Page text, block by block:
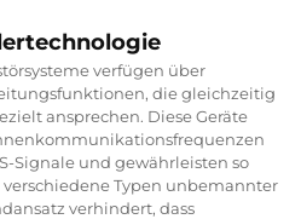
verfügen über
die gleichzeitig
ansprechen. Diese Geräte
Signale und gewährleisten so
Typen unbemannter
verhindert, dass